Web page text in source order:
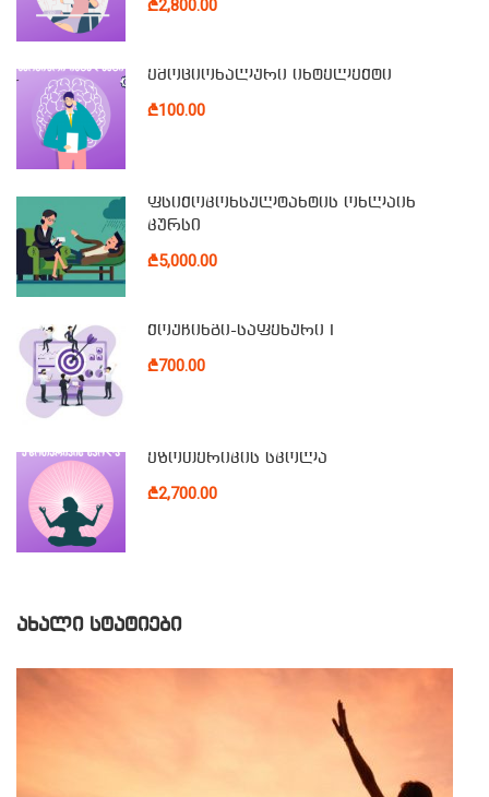
₾2,800.00
ემოციონალური ინტელექტი
₾100.00
ფსიქოკონსულტანტის ონლაინ
კურსი
₾5,000.00
ქოუჩინგი-საფეხური I
₾700.00
ეზოთერიკის სკოლა
₾2,700.00
ᲐᲮᲐᲚᲘ ᲡᲢᲐᲢᲘᲔᲑᲘ